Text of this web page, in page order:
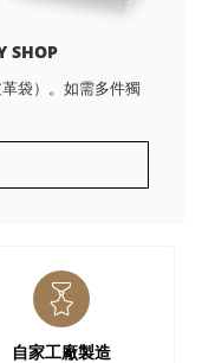
SHOP
袋）。如需多件獨
自家工廠製造